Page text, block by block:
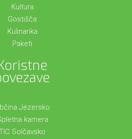
Kultura
Gostišča
Kulinarika
Paketi
Jezersko
kamera
Solčavsko